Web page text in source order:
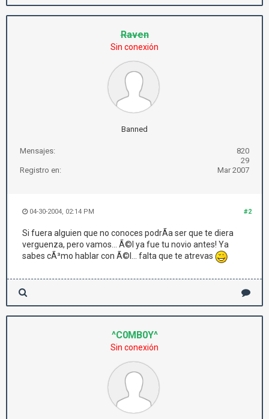
Raven
Sin conexión
Banned
Mensajes:
820
29
Registro en:
Mar 2007
#2
04-30-2004, 02:14 PM
Si fuera alguien que no conoces podrÃ­a ser que te diera
verguenza, pero vamos... Ã©l ya fue tu novio antes! Ya
sabes cÃ³mo hablar con Ã©l... falta que te atrevas
^C0MB0Y^
Sin conexión